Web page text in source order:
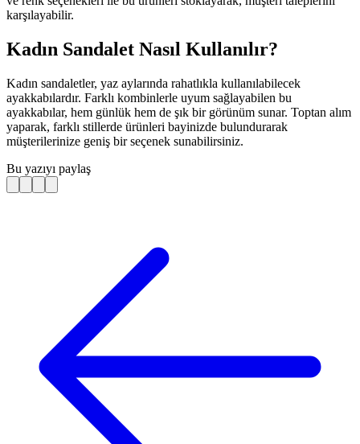
karşılayabilir.
Kadın Sandalet Nasıl Kullanılır?
Kadın sandaletler, yaz aylarında rahatlıkla kullanılabilecek
ayakkabılardır. Farklı kombinlerle uyum sağlayabilen bu
ayakkabılar, hem günlük hem de şık bir görünüm sunar. Toptan alım
yaparak, farklı stillerde ürünleri bayinizde bulundurarak
müşterilerinize geniş bir seçenek sunabilirsiniz.
Bu yazıyı paylaş